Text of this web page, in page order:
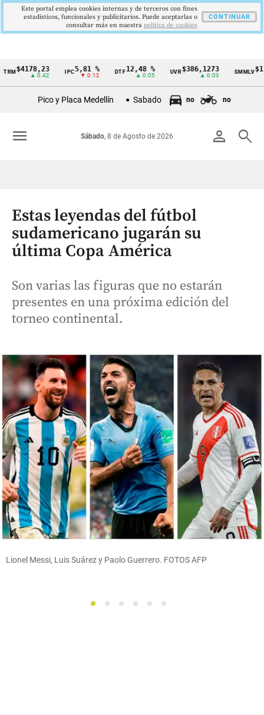
Cintillo
Colombia
▲ 0.42
IPC 5,81 %
▼ 0.12
DTF 12,48 %
▲ 0.05
UVR $386,1273
▲ 0.03
SMMLV
Pico y Placa Medellín Sabado no no
person search
Sábado, 8 de Agosto de 2026
menu
Estas leyendas del fútbol
sudamericano jugarán su
última Copa América
Son varias las figuras que no estarán
presentes en una próxima edición del
torneo continental.
Lionel Messi, Luis Suárez y Paolo Guerrero. FOTOS AFP
1 2 3 4 5 6
Este portal emplea cookies internas y de terceros con fines
estadísticos, funcionales y publicitarios. Puede aceptarlas o
consultar más en nuestra politica de cookies
CONTINUAR